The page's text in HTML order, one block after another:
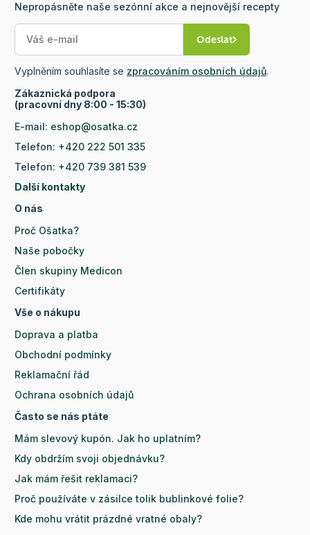
Nepropásněte naše sezónní akce a nejnovější recepty
Odeslat
Vyplněním souhlasíte se zpracováním osobních údajů.
Zákaznická podpora
(pracovní dny 8:00 - 15:30)
E-mail: eshop@osatka.cz
Telefon: +420 222 501 335
Telefon: +420 739 381 539
Další kontakty
O nás
Proč Ošatka?
Naše pobočky
Člen skupiny Medicon
Certifikáty
Vše o nákupu
Doprava a platba
Obchodní podmínky
Reklamační řád
Ochrana osobních údajů
Často se nás ptáte
Mám slevový kupón. Jak ho uplatním?
Kdy obdržím svoji objednávku?
Jak mám řešit reklamaci?
Proč používáte v zásilce tolik bublinkové folie?
Kde mohu vrátit prázdné vratné obaly?